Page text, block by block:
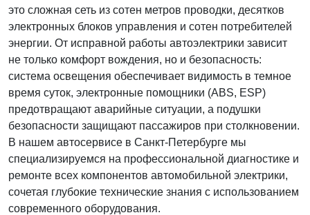
это сложная сеть из сотен метров проводки, десятков
электронных блоков управления и сотен потребителей
энергии. От исправной работы автоэлектрики зависит
не только комфорт вождения, но и безопасность:
система освещения обеспечивает видимость в темное
время суток, электронные помощники (ABS, ESP)
предотвращают аварийные ситуации, а подушки
безопасности защищают пассажиров при столкновении.
В нашем автосервисе в Санкт-Петербурге мы
специализируемся на профессиональной диагностике и
ремонте всех компонентов автомобильной электрики,
сочетая глубокие технические знания с использованием
современного оборудования.